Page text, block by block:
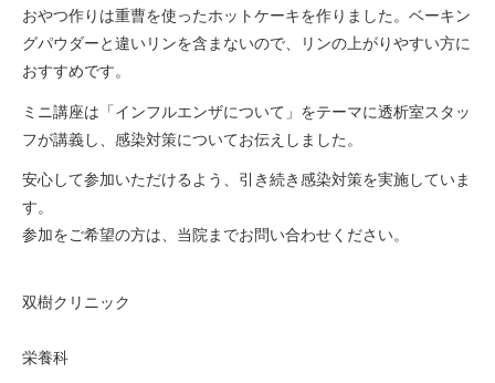
おやつ作りは重曹を使ったホットケーキを作りました。ベーキン
グパウダーと違いリンを含まないので、リンの上がりやすい方に
おすすめです。
ミニ講座は「インフルエンザについて」をテーマに透析室スタッ
フが講義し、感染対策についてお伝えしました。
安心して参加いただけるよう、引き続き感染対策を実施していま
す。
参加をご希望の方は、当院までお問い合わせください。
双樹クリニック
栄養科